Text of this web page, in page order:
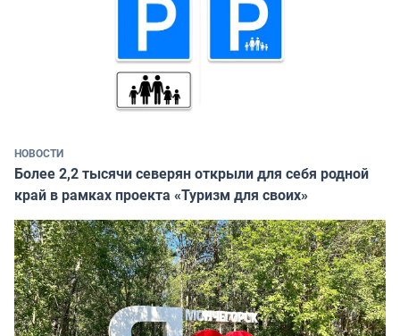
НОВОСТИ
Более 2,2 тысячи северян открыли для себя родной
край в рамках проекта «Туризм для своих»